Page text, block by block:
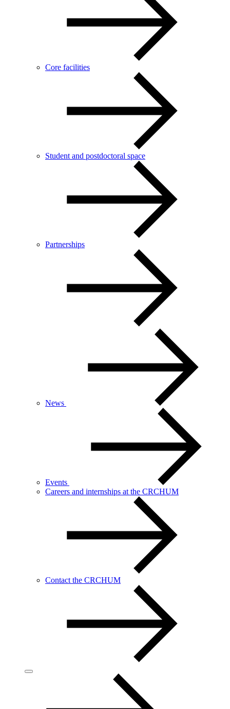
Core facilities
Student and postdoctoral space
Partnerships
News
Events
Careers and internships at the CRCHUM
Contact the CRCHUM